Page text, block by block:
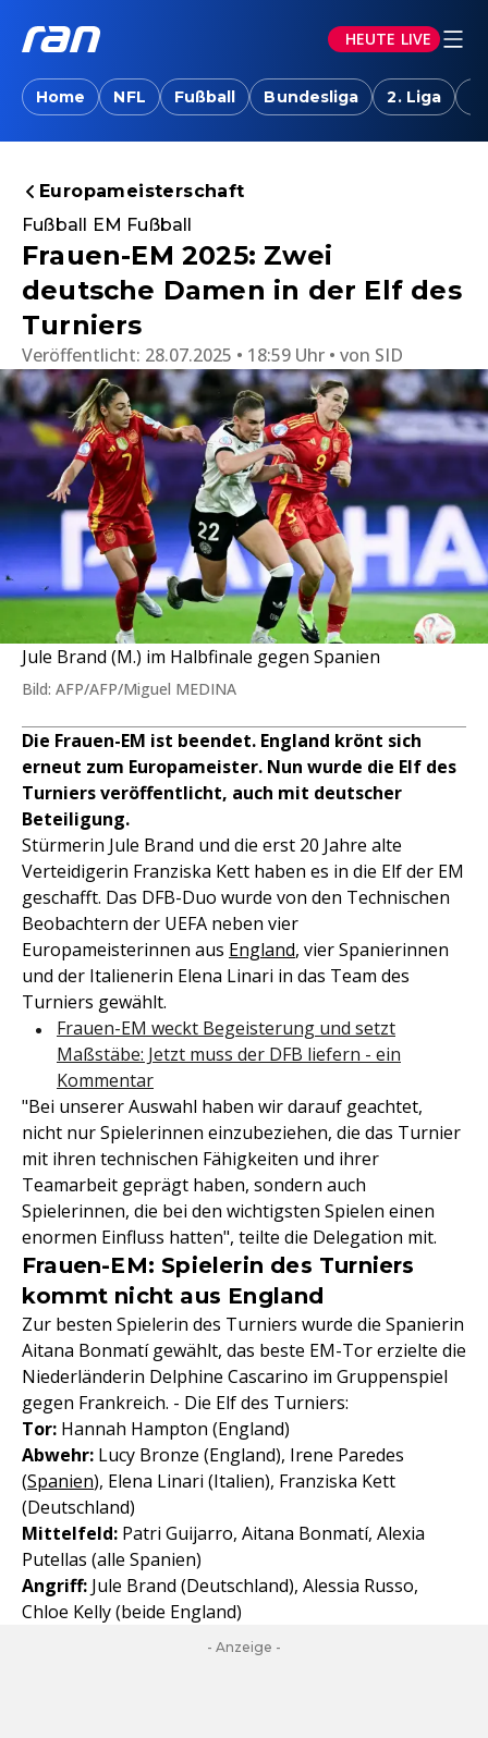
HEUTE LIVE
Home NFL Fußball Bundesliga 2. Liga
Europameisterschaft
Fußball EM Fußball
Frauen-EM 2025: Zwei
deutsche Damen in der Elf des
Turniers
Veröffentlicht: 28.07.2025 • 18:59 Uhr von SID
Jule Brand (M.) im Halbfinale gegen Spanien
Bild: AFP/AFP/Miguel MEDINA
Die Frauen-EM ist beendet. England krönt sich
erneut zum Europameister. Nun wurde die Elf des
Turniers veröffentlicht, auch mit deutscher
Beteiligung.
Stürmerin Jule Brand und die erst 20 Jahre alte
Verteidigerin Franziska Kett haben es in die Elf der EM
geschafft. Das DFB-Duo wurde von den Technischen
Beobachtern der UEFA neben vier
Europameisterinnen aus England, vier Spanierinnen
und der Italienerin Elena Linari in das Team des
Turniers gewählt.
Frauen-EM weckt Begeisterung und setzt
Maßstäbe: Jetzt muss der DFB liefern - ein
Kommentar
"Bei unserer Auswahl haben wir darauf geachtet,
nicht nur Spielerinnen einzubeziehen, die das Turnier
mit ihren technischen Fähigkeiten und ihrer
Teamarbeit geprägt haben, sondern auch
Spielerinnen, die bei den wichtigsten Spielen einen
enormen Einfluss hatten", teilte die Delegation mit.
Frauen-EM: Spielerin des Turniers
kommt nicht aus England
Zur besten Spielerin des Turniers wurde die Spanierin
Aitana Bonmatí gewählt, das beste EM-Tor erzielte die
Niederländerin Delphine Cascarino im Gruppenspiel
gegen Frankreich. - Die Elf des Turniers:
Tor: Hannah Hampton (England)
Abwehr: Lucy Bronze (England), Irene Paredes
(Spanien), Elena Linari (Italien), Franziska Kett
(Deutschland)
Mittelfeld: Patri Guijarro, Aitana Bonmatí, Alexia
Putellas (alle Spanien)
Angriff: Jule Brand (Deutschland), Alessia Russo,
Chloe Kelly (beide England)
- Anzeige -